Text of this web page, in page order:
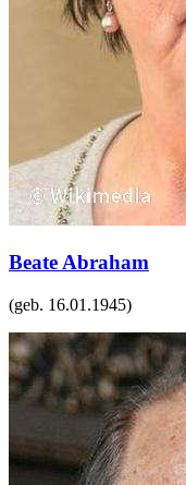
Beate Abraham
(geb. 16.01.1945)